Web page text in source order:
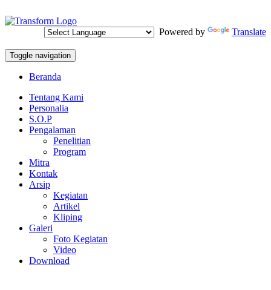
Powered by Translate
Toggle navigation
Beranda
Tentang Kami
Personalia
S.O.P
Pengalaman
Penelitian
Program
Mitra
Kontak
Arsip
Kegiatan
Artikel
Kliping
Galeri
Foto Kegiatan
Video
Download